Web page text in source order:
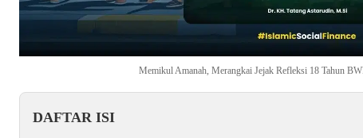
Memikul Amanah, Merangkai Jejak Refleksi 18 Tahun
DAFTAR ISI